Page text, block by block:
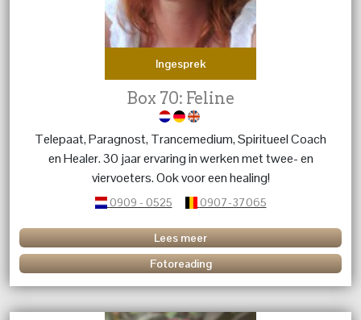
Ingesprek
Box 70: Feline
Telepaat, Paragnost, Trancemedium, Spiritueel Coach
en Healer. 30 jaar ervaring in werken met twee- en
viervoeters. Ook voor een healing!
0909 - 0525 0907-37065
Lees meer
Fotoreading